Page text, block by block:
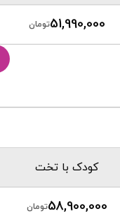
51,990,000تومان
کودک با تخت
58,900,000تومان